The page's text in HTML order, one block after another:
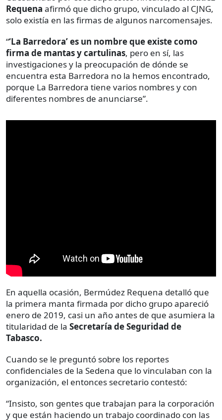
Requena afirmó que dicho grupo, vinculado al CJNG,
solo existía en las firmas de algunos narcomensajes.
“‘La Barredora’ es un nombre que existe como
firma de mantas y cartulinas, pero en sí, las
investigaciones y la preocupación de dónde se
encuentra esta Barredora no la hemos encontrado,
porque La Barredora tiene varios nombres y con
diferentes nombres de anunciarse”.
En aquella ocasión, Bermúdez Requena detalló que
la primera manta firmada por dicho grupo apareció
enero de 2019, casi un año antes de que asumiera la
titularidad de la Secretaría de Seguridad de
Tabasco.
Cuando se le preguntó sobre los reportes
confidenciales de la Sedena que lo vinculaban con la
organización, el entonces secretario contestó:
“Insisto, son gentes que trabajan para la corporación
y que están haciendo un trabajo coordinado con las